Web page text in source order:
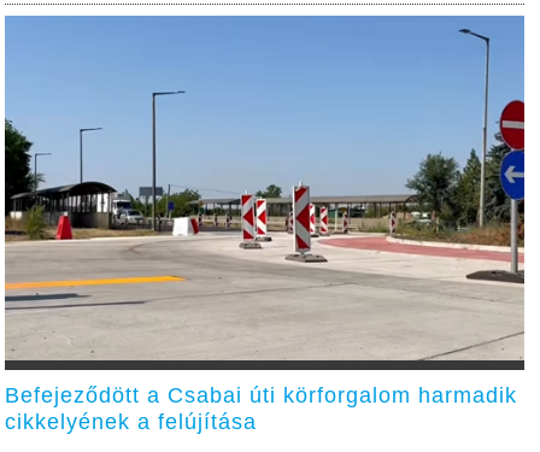
Befejeződött a Csabai úti körforgalom harmadik
cikkelyének a felújítása